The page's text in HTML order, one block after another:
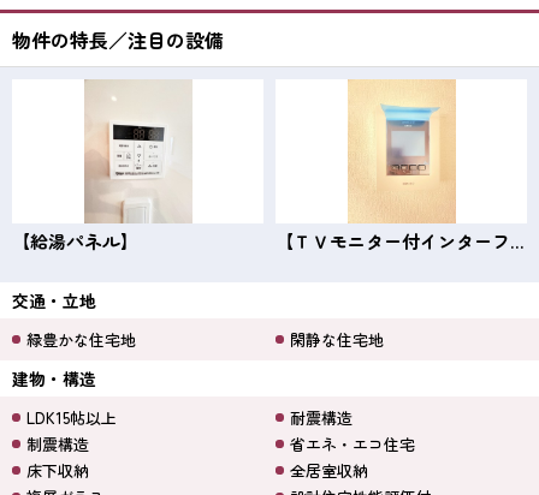
物件の特長／注目の設備
【給湯パネル】 【ＴＶモニター付インターフォン】
交通・立地
緑豊かな住宅地 閑静な住宅地
建物・構造
LDK15帖以上
耐震構造
制震構造
省エネ・エコ住宅
床下収納
全居室収納